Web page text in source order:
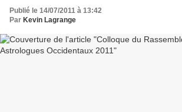
Publié le 14/07/2011 à 13:42
Par Kevin Lagrange